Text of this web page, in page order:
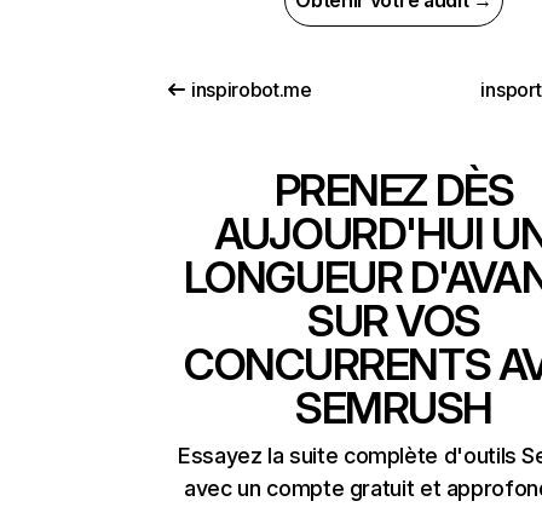
inspirobot.me
PRENEZ DÈS
AUJOURD'HUI
LONGUEUR
SUR VOS
CONCURRENTS
SEMRUSH
Essayez la suite complète d'outils
avec un compte gratuit et